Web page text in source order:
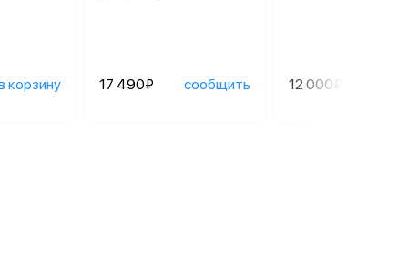
корзину 17 490₽ сообщить 12 000₽